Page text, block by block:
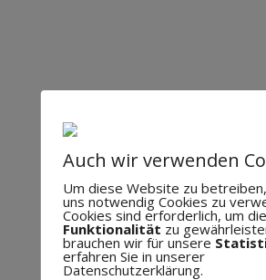
Auch wir verwenden
Um diese Website zu
uns notwendig Cookies zu
Cookies sind erforderlich, um die
Funktionalität zu
brauchen wir für unsere
erfahren Sie in unserer
Datenschutzerklärung.